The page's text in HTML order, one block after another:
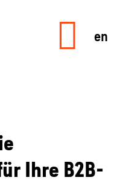
en
Ihre B2B-